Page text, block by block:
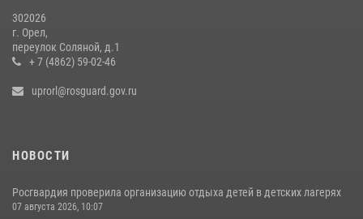
302026
г. Орел,
переулок Соляной, д.1
+ 7 (4862) 59-02-46
uprorl@rosguard.gov.ru
НОВОСТИ
Росгвардия проверила организацию отдыха детей в детских лагерях
07 августа 2026, 10:07